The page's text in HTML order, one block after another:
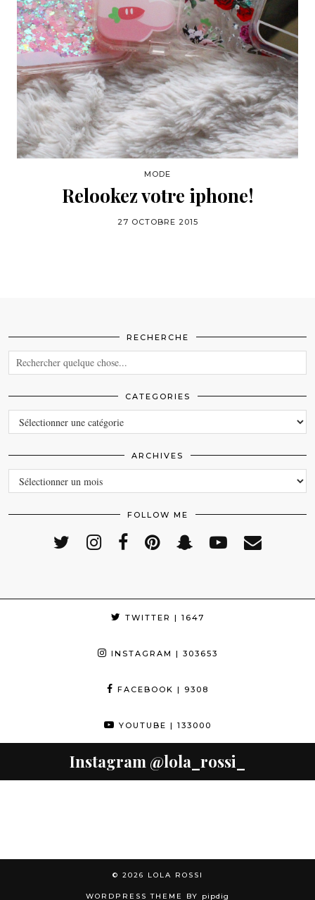
MODE
Relookez votre iphone!
27 OCTOBRE 2015
RECHERCHE
CATEGORIES
CATEGORIES
ARCHIVES
ARCHIVES
FOLLOW ME
TWITTER | 1647
INSTAGRAM | 303653
FACEBOOK | 9308
YOUTUBE | 133000
Instagram @lola_rossi_
© 2026 LOLA ROSSI
WORDPRESS THEME BY pipdig